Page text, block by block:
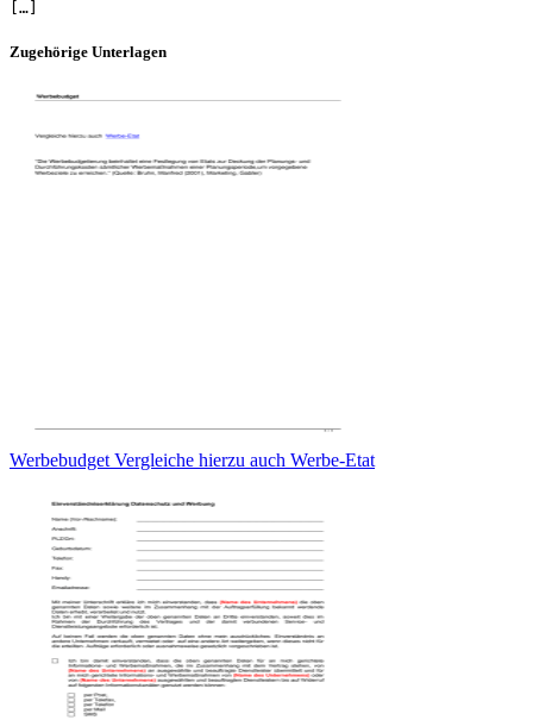
Zugehörige Unterlagen
Werbebudget Vergleiche hierzu auch Werbe-Etat